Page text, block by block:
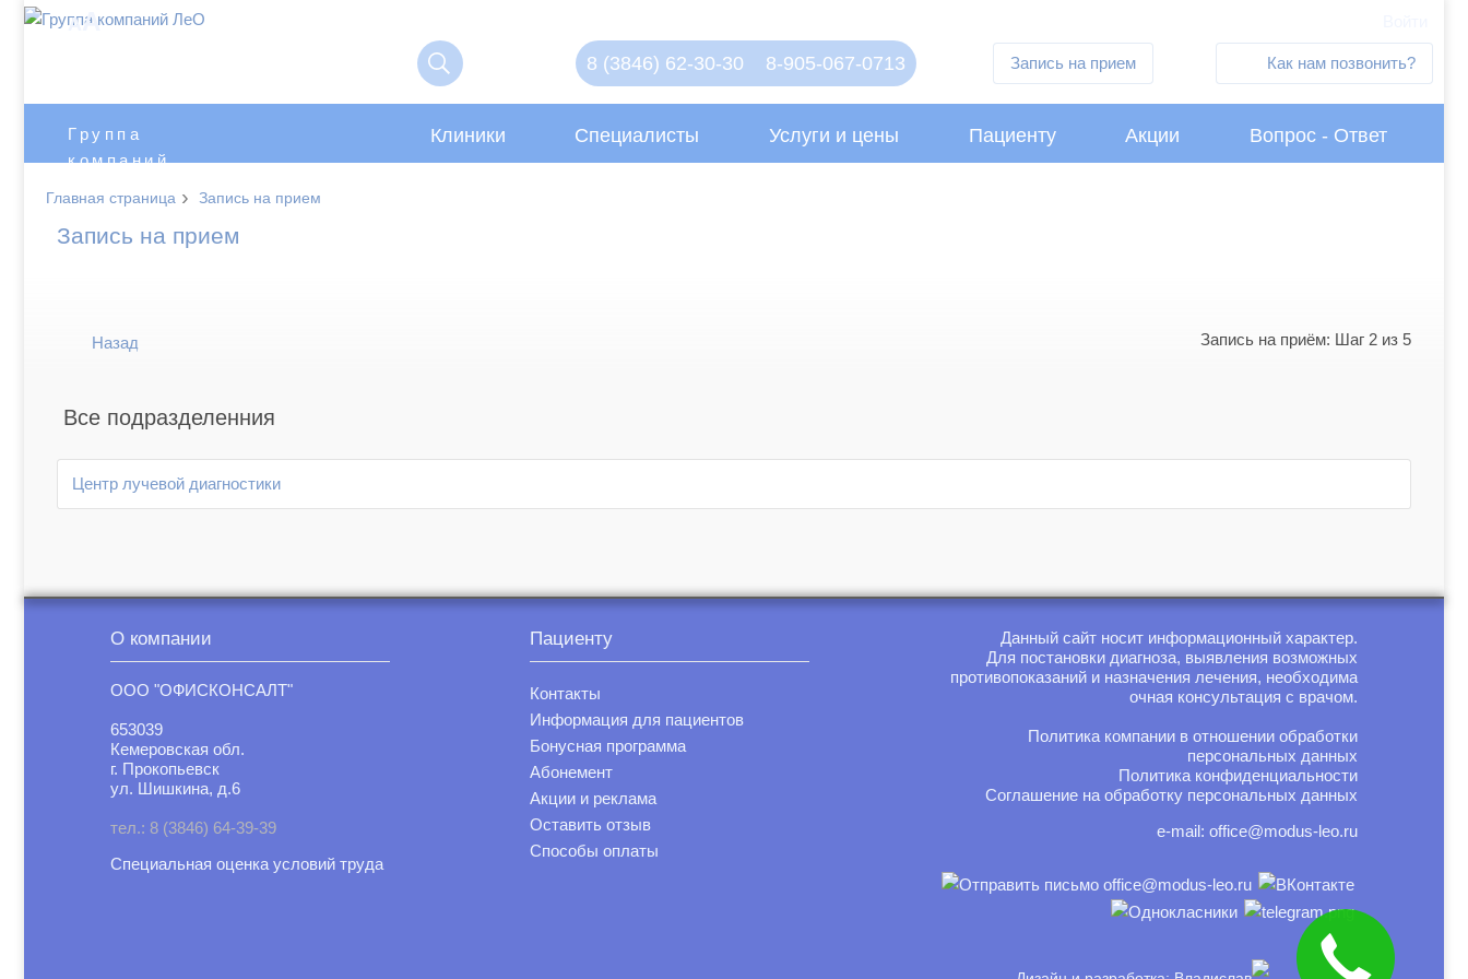
AA
Группа
компаний
8 (3846) 62-30-30 8-905-067-0713 Запись на прием Как нам позвонить?
Клиники Специалисты Услуги и цены Пациенту Акции Вопрос - Ответ
Главная страница › Запись на прием
Запись на прием
Назад Запись на приём: Шаг 2 из 5
Все подразделенния
Центр лучевой диагностики
О компании
ООО "ОФИСКОНСАЛТ"
653039
Кемеровская обл.
г. Прокопьевск
ул. Шишкина, д.6
тел.: 8 (3846) 64-39-39
Специальная оценка условий труда
Пациенту
Контакты
Информация для пациентов
Бонусная программа
Абонемент
Акции и реклама
Оставить отзыв
Способы оплаты
Данный сайт носит информационный характер.
Для постановки диагноза, выявления возможных
противопоказаний и назначения лечения, необходима
очная консультация с врачом.
Политика компании в отношении обработки
персональных данных
Политика конфиденциальности
Соглашение на обработку персональных данных
e-mail: office@modus-leo.ru